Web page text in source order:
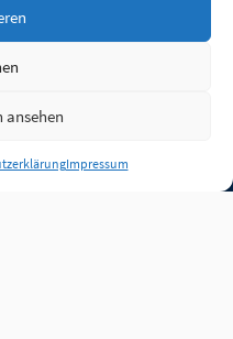
ansehen
Impressum
Quellen